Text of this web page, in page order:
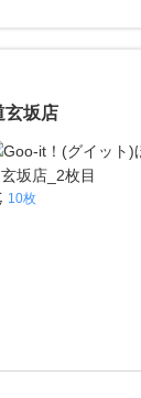
坂店
10枚